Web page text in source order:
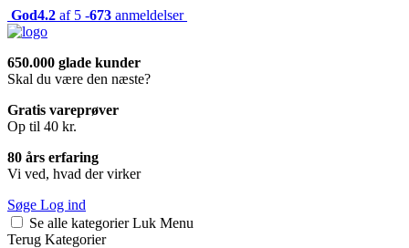
God4.2 af 5 -673 anmeldelser
650.000 glade kunder
Skal du være den næste?
Gratis vareprøver
Op til 40 kr.
80 års erfaring
Vi ved, hvad der virker
Søge Log ind
Se alle kategorier Luk Menu
Terug Kategorier